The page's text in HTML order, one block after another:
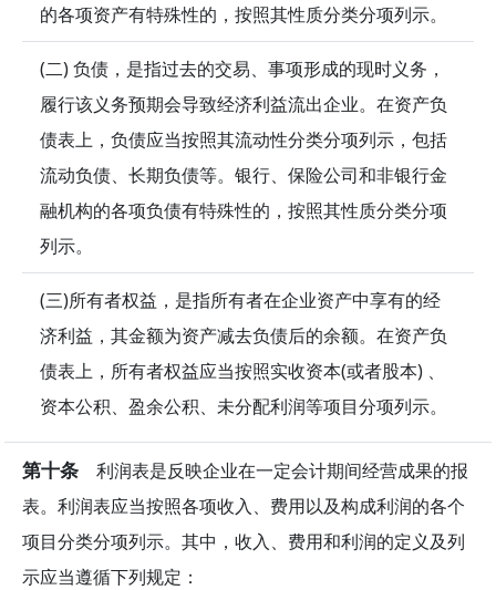
的各项资产有特殊性的，按照其性质分类分项列示。
(二) 负债，是指过去的交易、事项形成的现时义务，
履行该义务预期会导致经济利益流出企业。在资产负
债表上，负债应当按照其流动性分类分项列示，包括
流动负债、长期负债等。银行、保险公司和非银行金
融机构的各项负债有特殊性的，按照其性质分类分项
列示。
(三)所有者权益，是指所有者在企业资产中享有的经
济利益，其金额为资产减去负债后的余额。在资产负
债表上，所有者权益应当按照实收资本(或者股本) 、
资本公积、盈余公积、未分配利润等项目分项列示。
第十条 利润表是反映企业在一定会计期间经营成果的报
表。利润表应当按照各项收入、费用以及构成利润的各个
项目分类分项列示。其中，收入、费用和利润的定义及列
示应当遵循下列规定：